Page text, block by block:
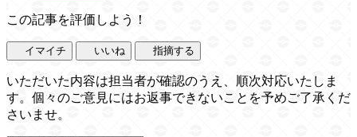
この記事を評価しよう！
イマイチ いいね 指摘する
いただいた内容は担当者が確認のうえ、順次対応いたしま
す。個々のご意見にはお返事できないことを予めご了承くだ
さいませ。